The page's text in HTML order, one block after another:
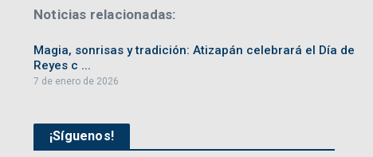
Noticias relacionadas:
Magia, sonrisas y tradición: Atizapán celebrará el Día de
Reyes c ...
7 de enero de 2026
¡Síguenos!